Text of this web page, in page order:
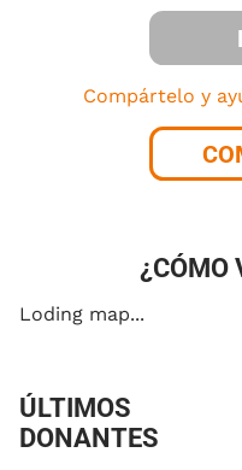
Compártelo y
¿CÓMO
Loding map...
ÚLTIMOS
DONANTES